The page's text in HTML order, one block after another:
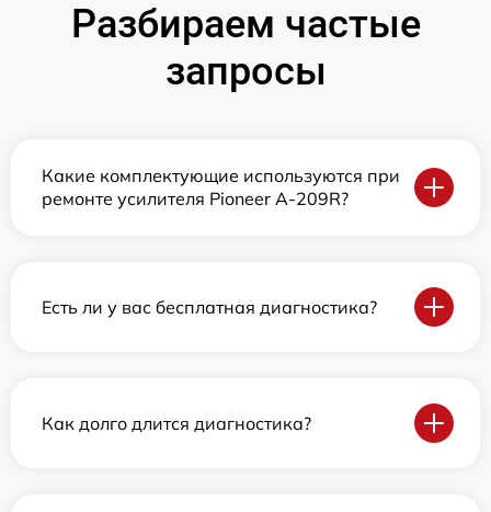
Разбираем частые
запросы
Какие комплектующие используются при
ремонте усилителя Pioneer A-209R?
Есть ли у вас бесплатная диагностика?
Как долго длится диагностика?